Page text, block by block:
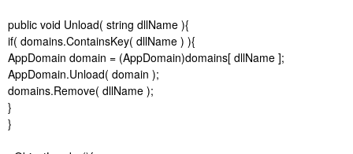
public void Unload( string dllName ){
if( domains.ContainsKey( dllName ) ){
AppDomain domain = (AppDomain)domains[ dllName ];
AppDomain.Unload( domain );
domains.Remove( dllName );
}
}